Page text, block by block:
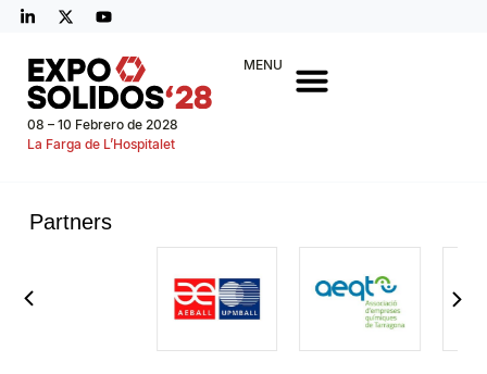
08 – 10 Febrero de 2028
La Farga de L’Hospitalet
MENU
Partners